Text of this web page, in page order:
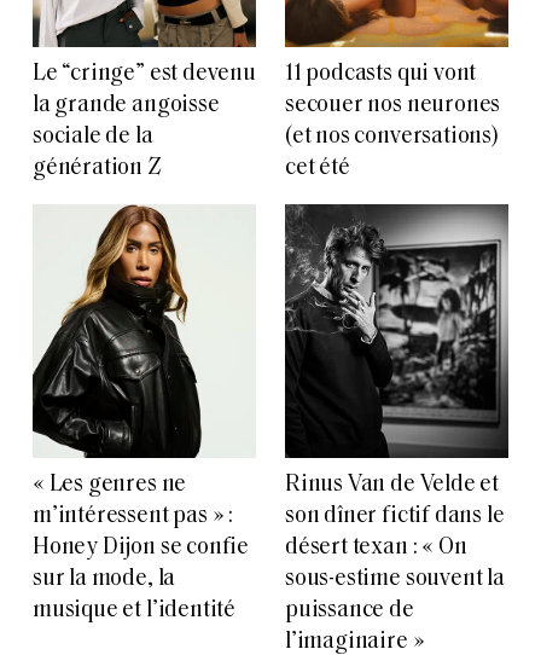
Le “cringe” est devenu
la grande angoisse
sociale de la
génération Z
11 podcasts qui vont
secouer nos neurones
(et nos conversations)
cet été
« Les genres ne
m’intéressent pas » :
Honey Dijon se confie
sur la mode, la
musique et l’identité
Rinus Van de Velde et
son dîner fictif dans le
désert texan : « On
sous-estime souvent la
puissance de
l’imaginaire »